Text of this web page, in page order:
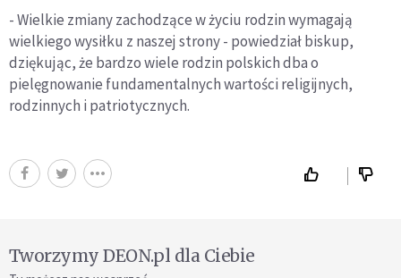
- Wielkie zmiany zachodzące w życiu rodzin wymagają
wielkiego wysiłku z naszej strony - powiedział biskup,
dziękując, że bardzo wiele rodzin polskich dba o
pielęgnowanie fundamentalnych wartości religijnych,
rodzinnych i patriotycznych.
Tworzymy DEON.pl dla Ciebie